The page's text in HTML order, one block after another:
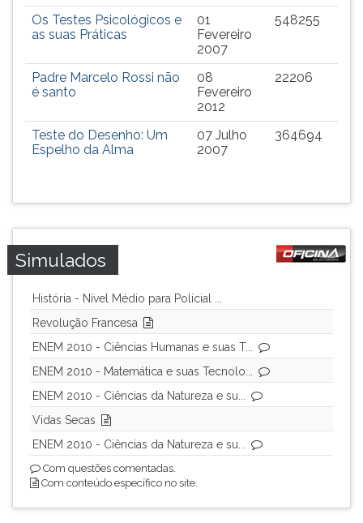
Os Testes Psicológicos e
as suas Práticas
01
Fevereiro
2007
548255
Padre Marcelo Rossi não
é santo
08
Fevereiro
2012
22206
Teste do Desenho: Um
Espelho da Alma
07 Julho
2007
364694
Simulados
História - Nível Médio para Polícial ...
Revolução Francesa
ENEM 2010 - Ciências Humanas e suas T...
ENEM 2010 - Matemática e suas Tecnolo...
ENEM 2010 - Ciências da Natureza e su...
Vidas Secas
ENEM 2010 - Ciências da Natureza e su...
Com questões comentadas.
Com conteúdo específico no site.